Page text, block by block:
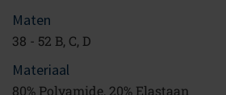
Maten
38 - 52 B, C, D
Materiaal
80% Polyamide, 20% Elastaan